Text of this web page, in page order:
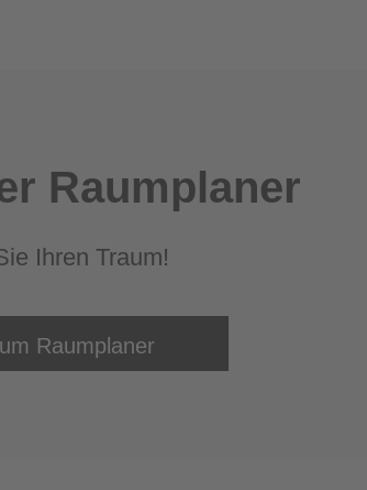
Raumplaner
Ihren Traum!
Raumplaner